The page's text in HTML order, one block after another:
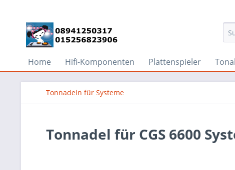
Home Hifi-Komponenten Plattenspieler
Tonnadeln für Systeme
Tonnadel für CGS 6600